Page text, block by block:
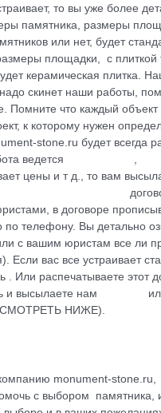
то вы уже более
памятника, размеры
или нет, будет
площадки, с плиткой
керамическая плитка.
скинет наши работы,
Помните что каждый объект
к которому нужен
stone.ru будет всегда
ведется
цены и т д., то вам
в договоре
по телефону. Вы детально
с вашим юристам все ли
Если вас все устраивает
. Или распечатываете этот
и высылаете нам
НИЖЕ).
monument-
с выбором памятника,